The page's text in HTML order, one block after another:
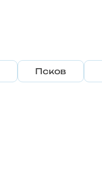
Псков